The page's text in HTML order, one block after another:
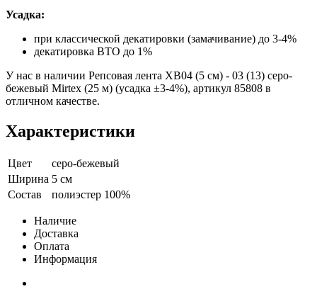
Усадка:
при классической декатировки (замачивание) до 3-4%
декатировка ВТО до 1%
У нас в наличии Репсовая лента XB04 (5 см) - 03 (13) серо-
бежевый Mirtex (25 м) (усадка ±3-4%), артикул 85808 в
отличном качестве.
Характеристики
Цвет
серо-бежевый
Ширина 5 см
Состав
полиэстер 100%
Наличие
Доставка
Оплата
Информация